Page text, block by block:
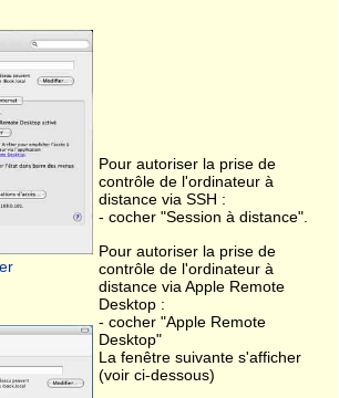
Pour autoriser la prise de
contrôle de l'ordinateur à
distance via SSH :
- cocher "Session à distance".
Pour autoriser la prise de
contrôle de l'ordinateur à
distance via Apple Remote
Desktop :
- cocher "Apple Remote
Desktop"
La fenêtre suivante s'afficher
(voir ci-dessous)